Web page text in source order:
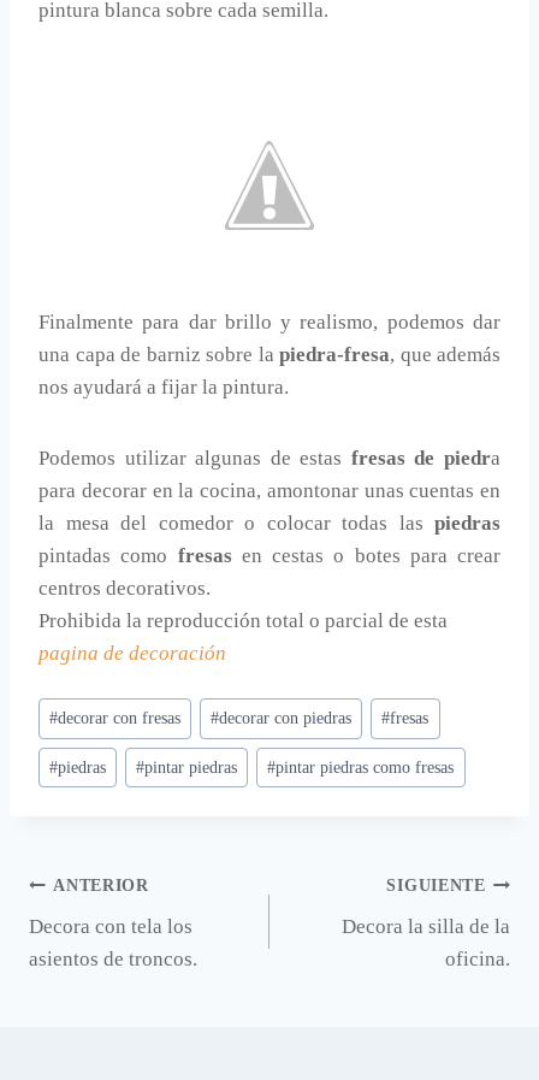
pintura blanca sobre cada semilla.
Finalmente para dar brillo y realismo, podemos dar
una capa de barniz sobre la piedra-fresa, que además
nos ayudará a fijar la pintura.
Podemos utilizar algunas de estas fresas de piedra
para decorar en la cocina, amontonar unas cuentas en
la mesa del comedor o colocar todas las piedras
pintadas como fresasen cestas o botes para crear
centros decorativos.
Prohibida la reproducción total o parcial de esta
pagina de decoración
Etiquetas
de
la
#decorar con fresas #decorar con piedras #fresas
#piedras #pintar piedras #pintar piedras como fresas
Navegación
de
ANTERIOR
Decora con tela los
asientos de troncos.
SIGUIENTE
Decora la silla de la
oficina.